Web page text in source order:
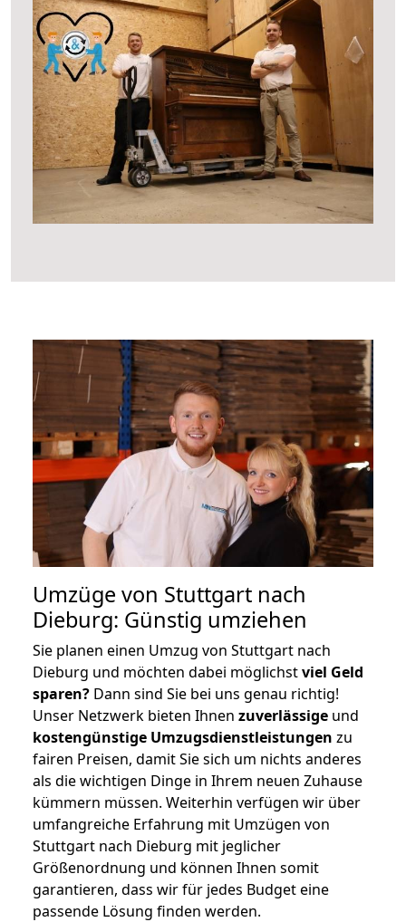
Umzüge von Stuttgart nach
Dieburg: Günstig umziehen
Sie planen einen Umzug von Stuttgart nach
Dieburg und möchten dabei möglichstviel Geld
sparen? Dann sind Sie bei uns genau richtig!
Unser Netzwerk bieten Ihnen zuverlässige und
kostengünstige Umzugsdienstleistungen zu
fairen Preisen, damit Sie sich um nichts anderes
als die wichtigen Dinge in Ihrem neuen Zuhause
kümmern müssen. Weiterhin verfügen wir über
umfangreiche Erfahrung mit Umzügen von
Stuttgart nach Dieburg mit jeglicher
Größenordnung und können Ihnen somit
garantieren, dass wir für jedes Budget eine
passende Lösung finden werden.